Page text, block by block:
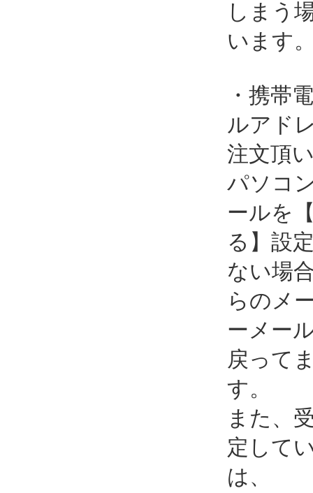
しまう
います
・携帯
ルアド
注文頂
パソコ
ールを
る】設
ない場
らのメ
ーメー
戻って
す。
また、
定して
は、